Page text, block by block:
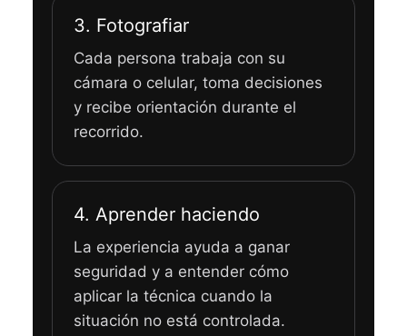
3. Fotografiar
Cada persona trabaja con su
cámara o celular, toma decisiones
y recibe orientación durante el
recorrido.
4. Aprender haciendo
La experiencia ayuda a ganar
seguridad y a entender cómo
aplicar la técnica cuando la
situación no está controlada.